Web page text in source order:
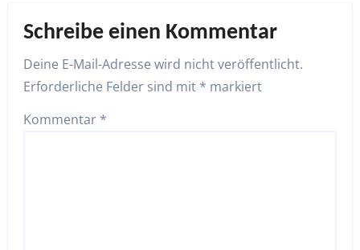
Schreibe einen Kommentar
Deine E-Mail-Adresse wird nicht veröffentlicht.
Erforderliche Felder sind mit * markiert
Kommentar *